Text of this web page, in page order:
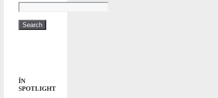
ÎN
SPOTLIGHT